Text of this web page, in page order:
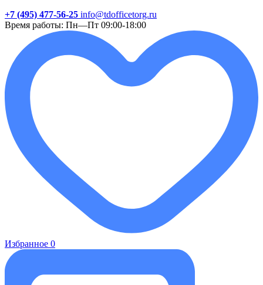
+7 (495) 477-56-25 info@tdofficetorg.ru
Время работы: Пн—Пт 09:00-18:00
Избранное 0